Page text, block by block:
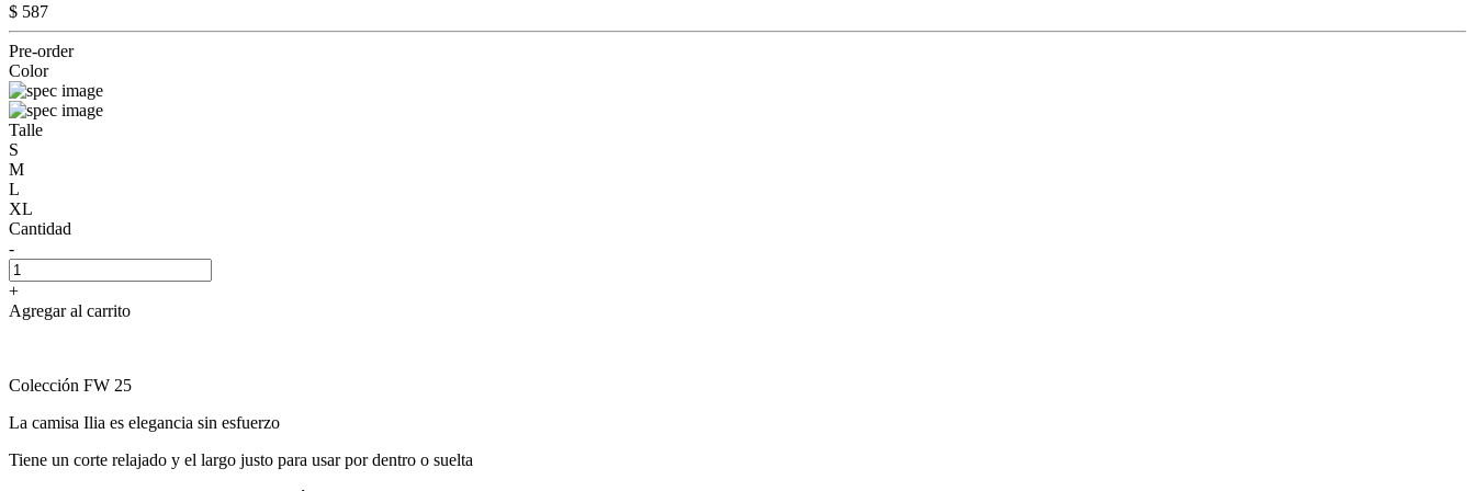
$ 587
Pre-order
Color
Talle
S
M
L
XL
Cantidad
-
+
Agregar al carrito
Colección FW 25
La camisa Ilia es elegancia sin esfuerzo
Tiene un corte relajado y el largo justo para usar por dentro o suelta